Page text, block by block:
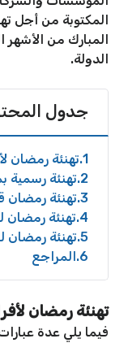
المكتوبة من أجل
المبارك من
الدولة.
جدول
1 تهنئة رمضان
2 تهنئة رسمية
3 تهنئة رمضان
4 تهنئة رمضان
5 تهنئة
6 المراجع
تهنئة رمضان
فيما يلي عدة